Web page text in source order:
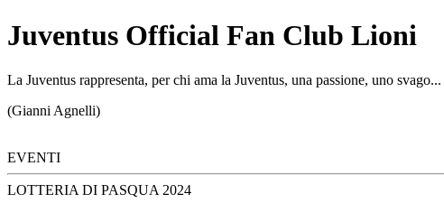
Juventus Official Fan Club Lioni
La Juventus rappresenta, per chi ama la Juventus, una passione, uno
(Gianni Agnelli)
EVENTI
LOTTERIA DI PASQUA 2024